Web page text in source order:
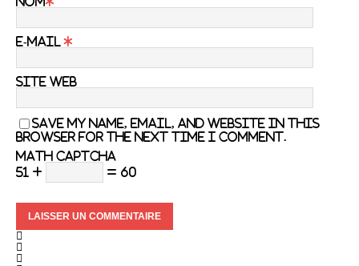
E-mail*
Site web
Save my name, email, and website in this
browser for the next time I comment.
Math Captcha
51 +
= 60